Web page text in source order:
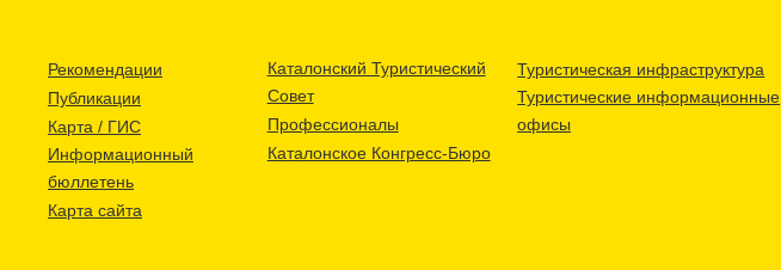
Рекомендации
Публикации
Карта / ГИС
Информационный
бюллетень
Карта сайта
Каталонский Туристический
Совет
Профессионалы
Каталонское Конгресс-Бюро
Туристическая инфраструктура
Туристические информационные
офисы